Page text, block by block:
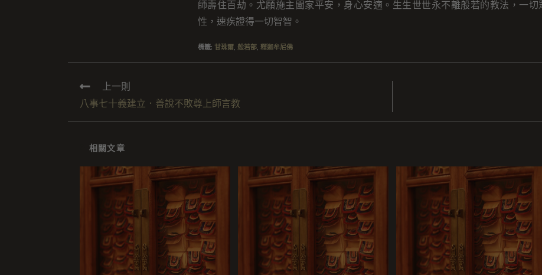
師壽住百劫。尤願施主闔家平安，身心安適。生生世世永不離般若的教法，一切
性，速疾證得一切智智。
標籤: 甘珠爾, 般若部, 釋迦牟尼佛
上一則
八事七十義建立．善說不敗尊上師言教
相關文章